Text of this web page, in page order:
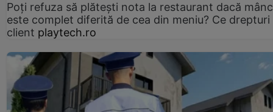
Poți refuza să plătești nota la restaurant dacă
este complet diferită de cea din meniu? Ce drepturi
client playtech.ro